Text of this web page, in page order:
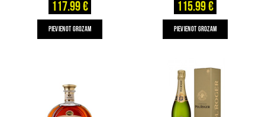
117.99 €
PIEVIENOT GROZAM
115.99 €
PIEVIENOT GROZAM